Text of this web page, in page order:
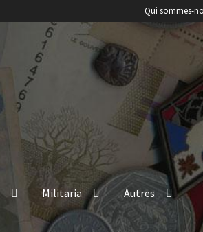
Qui sommes-
Militaria Autres